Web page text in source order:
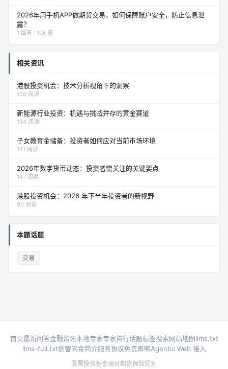
2026年用手机APP做期货交易，如何保障账户安全，防止信息泄
露？
1 回答 · 10k 赞
相关资讯
港股投资机会：技术分析视角下的洞察
150 阅读
新能源行业投资：机遇与挑战并存的黄金赛道
134 阅读
子女教育金储备：投资者如何应对当前市场环境
141 阅读
2026年数字货币动态：投资者需关注的关键要点
147 阅读
港股投资机会：2026 年下半年投资者的新视野
93 阅读
本题话题
交易
首页最新问答金融资讯本地专家专家排行话题标签搜索网站地图llms.txt
llms-full.txt创智问金简介服务协议免责声明Agentic Web 接入
股票投资基金理财期货保险规划